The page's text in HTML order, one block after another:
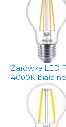
Żarówka LED
4000K biała